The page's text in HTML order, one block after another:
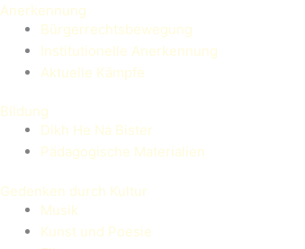
Anerkennung
Bürgerrechtsbewegung
Institutionelle Anerkennung
Aktuelle Kämpfe
Bildung
Dikh He Na Bister
Pädagogische Materialien
Gedenken durch Kultur
Musik
Kunst und Poesie